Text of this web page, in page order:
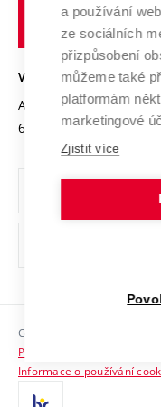
Transfer znalostí
Open Science
Projekty
Projekty ze
Specifický výzkum
Mezinárodní dohody
Univerzitní sítě
Podnikavá univerzita /
Bezpečná univerzita
Vyznamenání
Organizační struktura
Ochrana osobních
Sociální bezpečí
HR Award
VYSOKÉ UČENÍ
Antonínská 548/1
602 00 Brno
Copyright © 2026 VUT
Prohlášení o přístupnosti
Informace o používání
a používání
ze sociálních
přizpůsobení
můžeme také
platformám
marketingové
Zjistit více